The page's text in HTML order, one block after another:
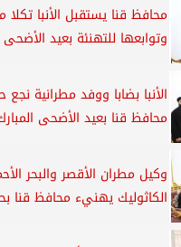
محافظ قنا يستقبل الأنبا
وتوابعها للتهنئة بعيد الأضحى
الأنبا بضابا ووفد مطرانية
محافظ قنا بعيد الأضحى
وكيل مطران الأقصر والبحر
الكاثوليك يهنيء محافظ قنا